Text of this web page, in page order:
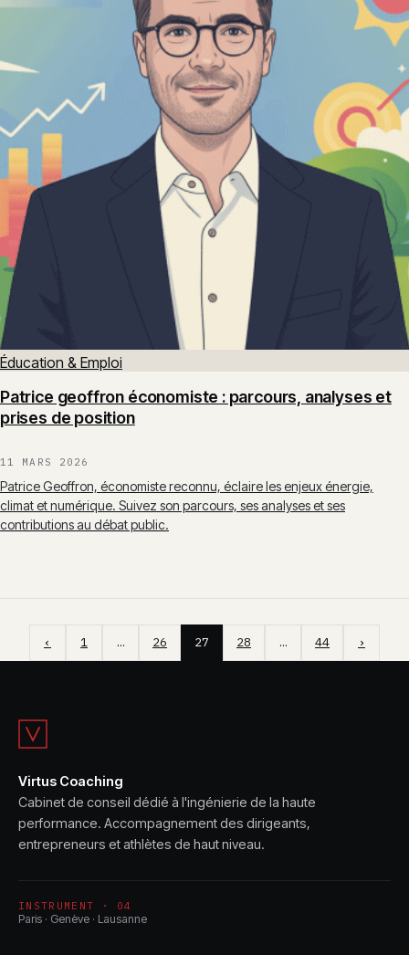
Éducation & Emploi
Patrice geoffron économiste : parcours, analyses et
prises de position
11 MARS 2026
Patrice Geoffron, économiste reconnu, éclaire les enjeux énergie,
climat et numérique. Suivez son parcours, ses analyses et ses
contributions au débat public.
‹ 1 … 26 27 28 … 44 ›
Virtus Coaching
Cabinet de conseil dédié à l'ingénierie de la haute
performance. Accompagnement des dirigeants,
entrepreneurs et athlètes de haut niveau.
INSTRUMENT · 04
Paris · Genève · Lausanne